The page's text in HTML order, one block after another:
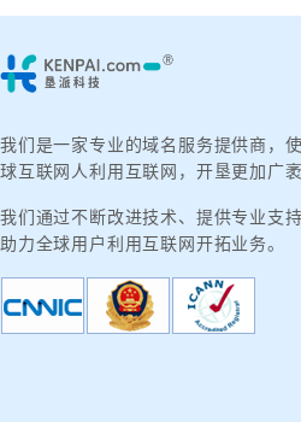
我们是一家专业的域名服务提供商，
球互联网人利用互联网，开垦更加广袤
我们通过不断改进技术、提供专业支
助力全球用户利用互联网开拓业务。